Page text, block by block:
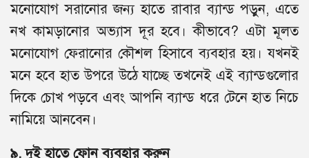
মনোযোগ সরানোর জন্য হাতে রাবার ব্যান্ড পড়ুন, এতে
নখ কামড়ানোর অভ্যাস দূর হবে। কীভাবে? এটা মূলত
মনোযোগ ফেরানোর কৌশল হিসাবে ব্যবহার হয়। যখনই
মনে হবে হাত উপরে উঠে যাচ্ছে তখনেই এই ব্যান্ডগুলোর
দিকে চোখ পড়বে এবং আপনি ব্যান্ড ধরে টেনে হাত নিচে
নামিয়ে আনবেন।
৯. দুই হাতে ফোন ব্যবহার করুন